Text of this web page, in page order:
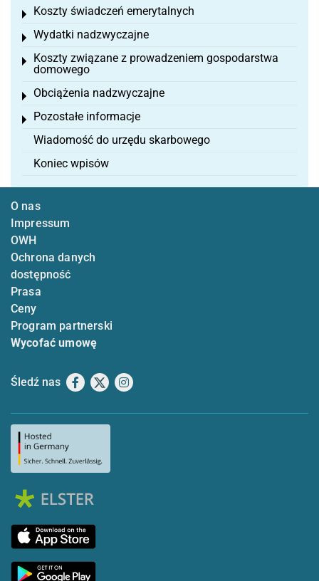
Koszty świadczeń emerytalnych
Toggle menu
Wydatki nadzwyczajne
Toggle menu
Koszty związane z prowadzeniem gospodarstwa
domowego
Toggle menu
Obciążenia nadzwyczajne
Toggle menu
Pozostałe informacje
Toggle menu
Wiadomość do urzędu skarbowego
Koniec wpisów
O nas
Impressum
OWH
Ochrona danych
dostępność
Prasa
Ceny
Program partnerski
Wycofać umowę
Śledź nas Facebook
X Instagram